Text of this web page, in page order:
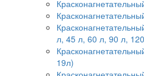
л, 45 л, 60 л, 90 л,
19л)